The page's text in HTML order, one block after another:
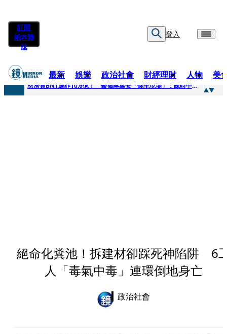
訂閱
紙本雜
誌
登入
最新 娛樂 政治社會 財經理財 人物 美
快訊
慈濟買BNT遭詐10.6億！ 醫揭蔣萬安「翻車現場」：陳時中當年是阻止被騙
絕命化糞池！拆建材卻踩死神陷阱 6
人「毒氣中毒」連環倒地身亡
政治社會